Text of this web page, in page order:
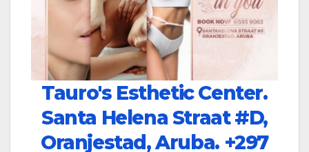
Tauro's Esthetic Center.
Santa Helena Straat #D,
Oranjestad, Aruba. +297